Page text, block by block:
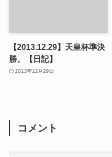
【2013.12.29】天皇杯準決
勝。【日記】
2013年12月29日
コメント